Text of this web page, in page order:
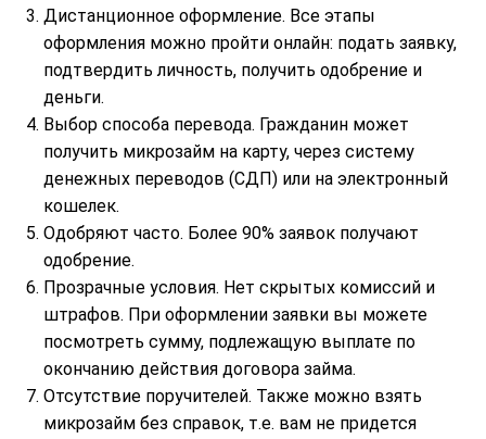
Дистанционное оформление. Все этапы
оформления можно пройти онлайн: подать заявку,
подтвердить личность, получить одобрение и
деньги.
Выбор способа перевода. Гражданин может
получить микрозайм на карту, через систему
денежных переводов (СДП) или на электронный
кошелек.
Одобряют часто. Более 90% заявок получают
одобрение.
Прозрачные условия. Нет скрытых комиссий и
штрафов. При оформлении заявки вы можете
посмотреть сумму, подлежащую выплате по
окончанию действия договора займа.
Отсутствие поручителей. Также можно взять
микрозайм без справок, т.е. вам не придется